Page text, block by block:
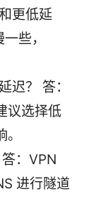
更低延
些，
迟？ 答：
议选择低
：VPN
进行隧道